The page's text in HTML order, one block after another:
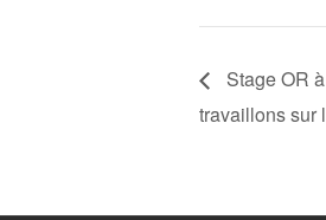
Stage OR
travaillons sur